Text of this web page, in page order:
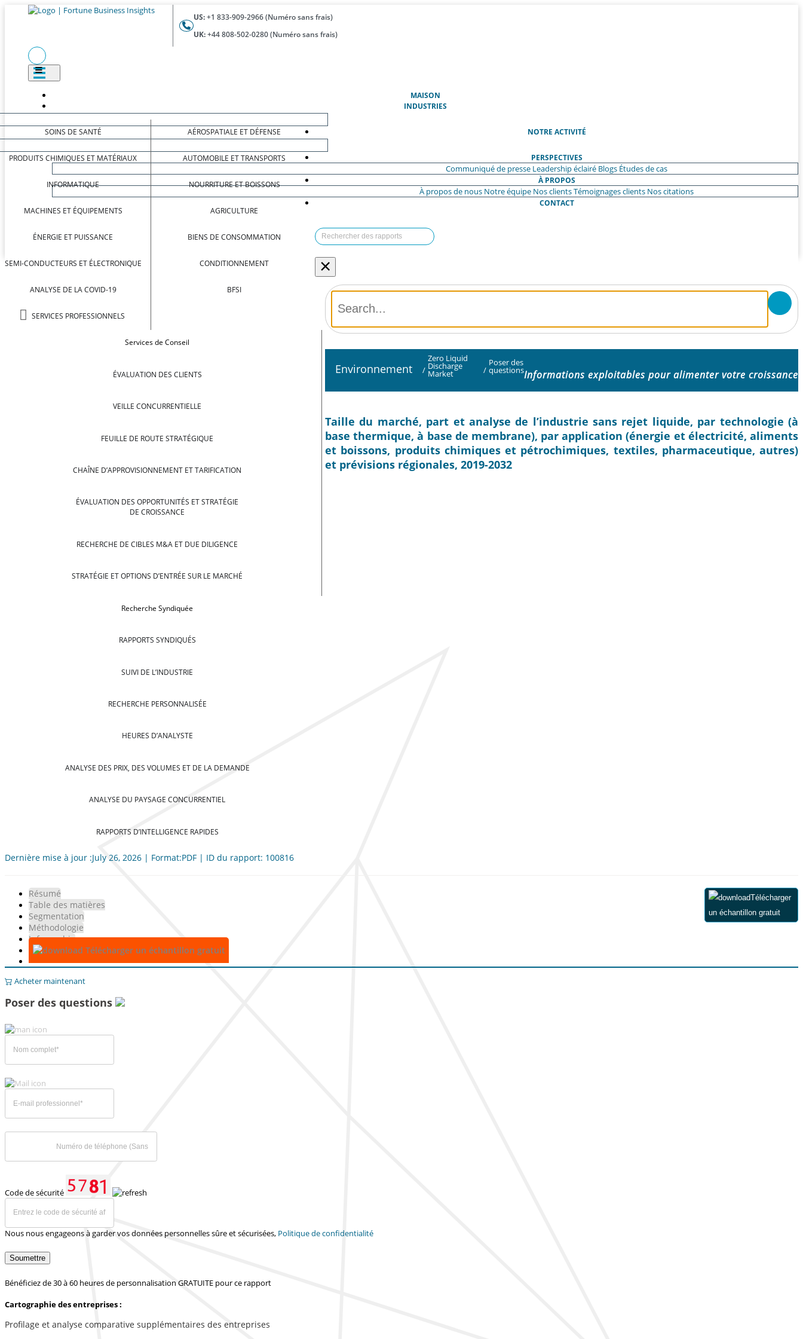
US:+1 833-909-2966 (Numéro sans frais)
UK:+44 808-502-0280 (Numéro sans frais)
MAISON(ACTUEL)
INDUSTRIES
SOINS DE SANTÉ
PRODUITS CHIMIQUES ET MATÉRIAUX
INFORMATIQUE
MACHINES ET ÉQUIPEMENTS
ÉNERGIE ET PUISSANCE
SEMI-CONDUCTEURS ET ÉLECTRONIQUE
ANALYSE DE LA COVID-19
SERVICES PROFESSIONNELS
AÉROSPATIALE ET DÉFENSE
AUTOMOBILE ET TRANSPORTS
NOURRITURE ET BOISSONS
AGRICULTURE
BIENS DE CONSOMMATION
CONDITIONNEMENT
BFSI
NOTRE ACTIVITÉ
Services de Conseil
ÉVALUATION DES CLIENTS
VEILLE CONCURRENTIELLE
FEUILLE DE ROUTE STRATÉGIQUE
CHAÎNE D’APPROVISIONNEMENT ET TARIFICATION
ÉVALUATION DES OPPORTUNITÉS ET STRATÉGIE
DE CROISSANCE
RECHERCHE DE CIBLES M&A ET DUE DILIGENCE
STRATÉGIE ET OPTIONS D’ENTRÉE SUR LE MARCHÉ
Recherche Syndiquée
RAPPORTS SYNDIQUÉS
SUIVI DE L’INDUSTRIE
RECHERCHE PERSONNALISÉE
HEURES D’ANALYSTE
ANALYSE DES PRIX, DES VOLUMES ET DE LA DEMANDE
ANALYSE DU PAYSAGE CONCURRENTIEL
RAPPORTS D’INTELLIGENCE RAPIDES
PERSPECTIVES
Communiqué de presse Leadership éclairé Blogs Études de cas
À PROPOS
À propos de nous Notre équipe Nos clientsTémoignages clients Nos citations
CONTACT
×
Environnement /
Zero Liquid
Discharge
Market /
Poser des
questionsInformations exploitables pour alimenter votre croissance
Taille du marché, part et analyse de l’industrie sans rejet liquide, par technologie (à
base thermique, à base de membrane), par application (énergie et électricité, aliments
et boissons, produits chimiques et pétrochimiques, textiles, pharmaceutique, autres)
et prévisions régionales, 2019-2032
Dernière mise à jour :July 26, 2026 | Format:PDF | ID du rapport: 100816
Résumé
Table des matières
Segmentation
Méthodologie
Infographie
Télécharger un échantillon gratuit
Télécharger
un échantillon gratuit
Acheter maintenant
Poser des questions
Code de sécurité
Nous nous engageons à garder vos données personnelles sûre et sécurisées, Politique de confidentialité
Soumettre
Bénéficiez de 30 à 60 heures de personnalisation GRATUITE pour ce rapport
Cartographie des entreprises :
Profilage et analyse comparative supplémentaires des entreprises